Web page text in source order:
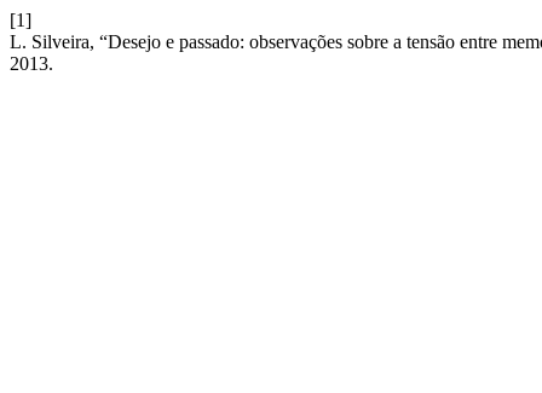
[1]
L. Silveira, “Desejo e passado: observações sobre a tensão entre
2013.